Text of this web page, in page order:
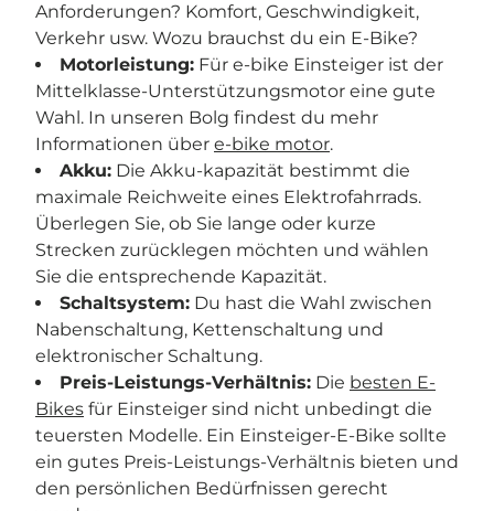
Anforderungen? Komfort, Geschwindigkeit,
Verkehr usw. Wozu brauchst du ein E-Bike?
Motorleistung: Für e-bike Einsteiger ist der
Mittelklasse-Unterstützungsmotor eine gute
Wahl. In unseren Bolg findest du mehr
Informationen über e-bike motor.
Akku: Die Akku-kapazität bestimmt die
maximale Reichweite eines Elektrofahrrads.
Überlegen Sie, ob Sie lange oder kurze
Strecken zurücklegen möchten und wählen
Sie die entsprechende Kapazität.
Schaltsystem: Du hast die Wahl zwischen
Nabenschaltung, Kettenschaltung und
elektronischer Schaltung.
Preis-Leistungs-Verhältnis: Die besten E-
Bikes für Einsteiger sind nicht unbedingt die
teuersten Modelle. Ein Einsteiger-E-Bike sollte
ein gutes Preis-Leistungs-Verhältnis bieten und
den persönlichen Bedürfnissen gerecht